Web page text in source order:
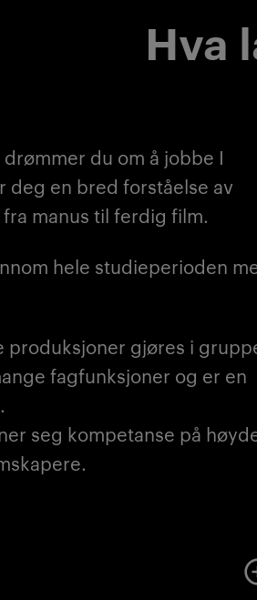
Hva
du om å jobbe I
deg en bred forståelse av
manus til ferdig film.
hele studieperioden
produksjoner gjøres i
fagfunksjoner og er en
seg kompetanse på